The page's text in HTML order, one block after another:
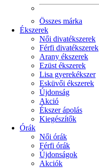
Összes márka
Ékszerek
Női divatékszerek
Férfi divatékszerek
Arany ékszerek
Ezüst ékszerek
Lisa gyerekékszer
Esküvői ékszerek
Újdonság
Akció
Ékszer ápolás
Kiegészítők
Órák
Női órák
Férfi órák
Újdonságok
Akciók